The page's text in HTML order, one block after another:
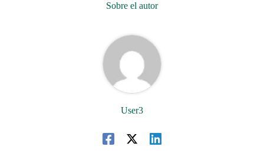
Sobre el autor
User3